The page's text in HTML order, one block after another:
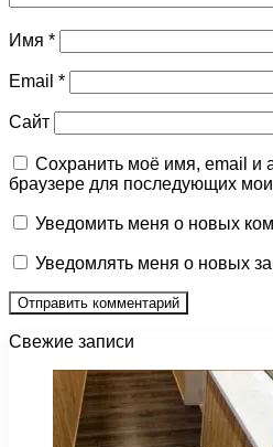
Имя *
Email *
Сайт
Сохранить моё имя, email и
браузере для последующих
Уведомить меня о новых
Уведомлять меня о новых
Свежие записи